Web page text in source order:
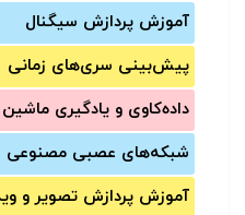
آموزش‌ پردازش سیگنال
پیش‌‌بینی سری‌‌های زمانی
داده‌کاوی و یادگیری ماشین
شبکه‌های عصبی مصنوعی
آموزش‌ پردازش تصویر و